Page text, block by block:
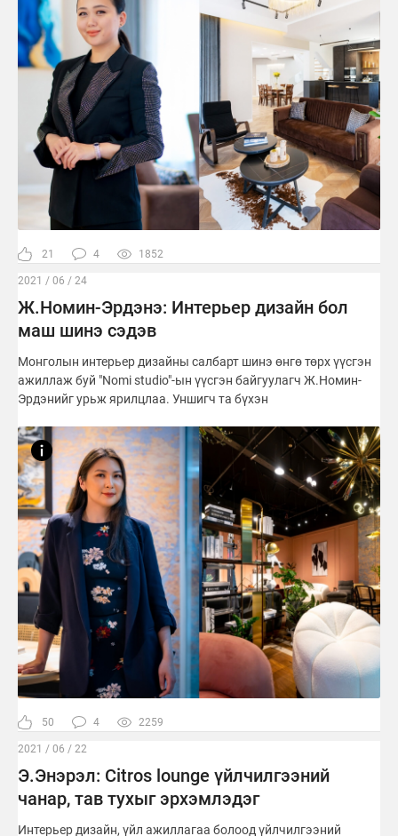
21 4 1852
2021 / 06 / 24
Ж.Номин-Эрдэнэ: Интерьер дизайн бол
маш шинэ сэдэв
Монголын интерьер дизайны салбарт шинэ өнгө төрх үүсгэн
ажиллаж буй "Nomi studio"-ын үүсгэн байгуулагч Ж.Номин-
Эрдэнийг урьж ярилцлаа. Уншигч та бүхэн
50 4 2259
2021 / 06 / 22
Э.Энэрэл: Citros lounge үйлчилгээний
чанар, тав тухыг эрхэмлэдэг
Интерьер дизайн, үйл ажиллагаа болоод үйлчилгээний